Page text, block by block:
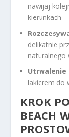
nawijaj
kierunkach
delikatnie
naturalnego
Utrwalenie
lakierem do
KROK
BEACH